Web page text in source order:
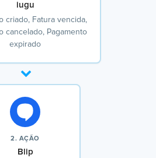
iugu
criado, Fatura vencida,
cancelado, Pagamento
expirado
2. AÇÃO
Blip